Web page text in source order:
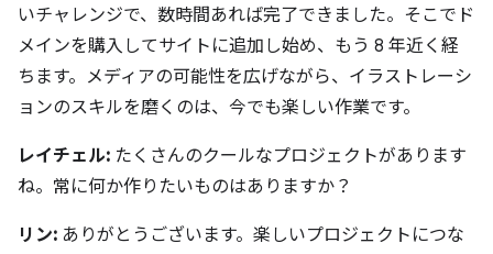
いチャレンジで、数時間あれば完了できました。そこでド
メインを購入してサイトに追加し始め、もう 8 年近く経
ちます。メディアの可能性を広げながら、イラストレーシ
ョンのスキルを磨くのは、今でも楽しい作業です。
レイチェル: たくさんのクールなプロジェクトがあります
ね。常に何か作りたいものはありますか？
リン: ありがとうございます。楽しいプロジェクトにつな